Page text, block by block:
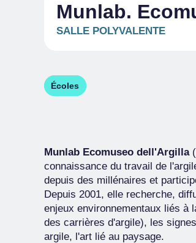
Munlab.
SALLE POLYVALENTE
Écoles
Munlab Ecomuseo dell'Argilla
connaissance du travail de
depuis des millénaires et
Depuis 2001, elle recherche,
enjeux environnementaux liés à
des carrières d'argile), les
argile, l'art lié au paysage.